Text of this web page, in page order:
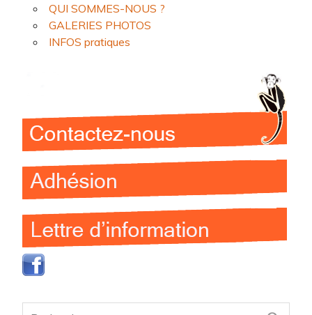
QUI SOMMES-NOUS ?
GALERIES PHOTOS
INFOS pratiques